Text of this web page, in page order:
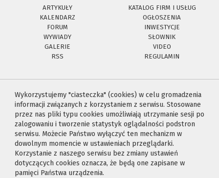
ARTYKUŁY
KATALOG FIRM I USŁUG
KALENDARZ
OGŁOSZENIA
FORUM
INWESTYCJE
WYWIADY
SŁOWNIK
GALERIE
VIDEO
RSS
REGULAMIN
Wykorzystujemy "ciasteczka" (cookies) w celu gromadzenia
informacji związanych z korzystaniem z serwisu. Stosowane
przez nas pliki typu cookies umożliwiają utrzymanie sesji po
zalogowaniu i tworzenie statystyk oglądalności podstron
serwisu. Możecie Państwo wyłączyć ten mechanizm w
dowolnym momencie w ustawieniach przeglądarki.
Korzystanie z naszego serwisu bez zmiany ustawień
dotyczących cookies oznacza, że będą one zapisane w
pamięci Państwa urządzenia.